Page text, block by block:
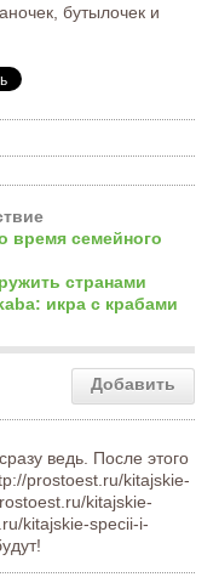
бутылочек и
время семейного
странами
икра с крабами
Добавить
ведь. После этого
prostoest.ru/kitajskie-
kitajskie-
kitajskie-specii-i-